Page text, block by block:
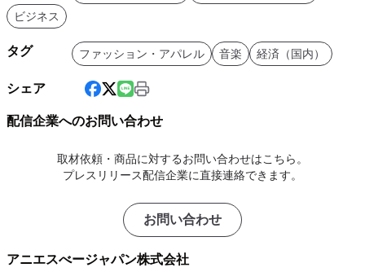
ビジネス
タグ ファッション・アパレル 音楽 経済（国内）
シェア
配信企業へのお問い合わせ
取材依頼・商品に対するお問い合わせはこちら。
プレスリリース配信企業に直接連絡できます。
お問い合わせ
アニエスべージャパン株式会社